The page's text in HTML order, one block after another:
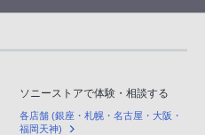
ソニーストアで体験・相談する
各店舗 (銀座・札幌・名古屋・大阪・
福岡天神)